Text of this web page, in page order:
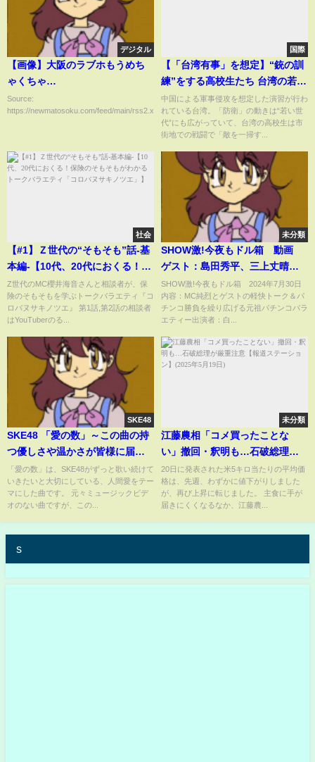
デジタル
【画像】大阪のラブホもうめち
ゃくちゃ…
Source:
https://newmatosoku.com/feed/main/rss2.xml...
国際
【「台湾有事」を想定】“銃の訓
練”をする高校生たち 台湾の若者
の本音は… 有働キャスター取材
中国による軍事侵攻を想定した演習が行わ
れている台湾。「防衛」の動きは“若い世
代”にも広がっていて、台湾の高校生は市
街地での戦闘で「敵を一掃す...
社会
【#1】Ｚ世代の“そもそも”話-基
本編-【10代、20代におくる！保
険のそもそもがわかるトークバ
ラエティ「コロバヌサキノツ
エ」】
Z世代のMC櫻井海音さんと相談者が、保
険のそもそもを学ぶトークバラエティ『コ
ロバヌサキノツエ』 第1話,第2話の相談者
はYouTuberのる...
未分類
SHОW激!今夜もドル箱 動画
ゲスト：島田秀平、三上丈晴 7
月30日
SHОW激!今夜もドル箱 2024年7月30日
内容：MC純烈とゲストの軽快トーク＆パ
チンコ勝負を繰り広げる元祖パチンコバラ
エティー出演者：白...
SKE48
SKE48 「愛の数」～この曲の持
つ優しさや温かさが皆様に届き
ますように～
「愛の数」は、SKE48がずっと歌い続けて
いきたいと大切にしている、人間愛をテー
マにした曲です。 元々ミュージックビデ
オのない曲ですが、この...
未分類
江藤農相「コメ買ったことな
い」撤回・釈明も…石破総理が
厳重注意【報道ステーション】
(2025年5月19日)
20日に発表された米5キロ当たりの平均価
格は、先週、わずかに値下がりしました
が、再び上昇に転じました。 主食に手が
届きにくくなるなか、江藤農...
s